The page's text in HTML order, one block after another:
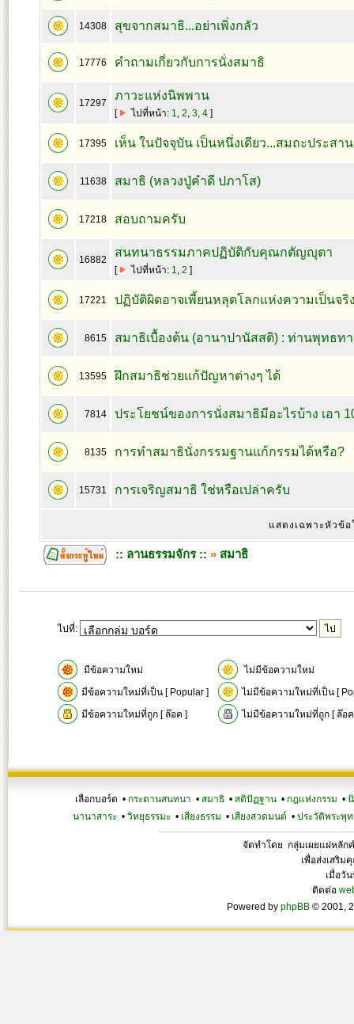
14308 สุขจากสมาธิ...อย่าเพิ่งกลัว
17776 คำถามเกี่ยวกับการนั่งสมาธิ
17297
ภาวะแห่งนิพพาน
[ ไปที่หน้า: 1, 2, 3, 4]
17395 เห็น ในปัจจุบัน เป็นหนึ่งเดียว...สมถะประสา
11638 สมาธิ (หลวงปู่คำดี ปภาโส)
17218 สอบถามครับ
16882
สนทนาธรรมภาคปฏิบัติกับคุณกตัญญุตา
[ ไปที่หน้า: 1, 2 ]
17221 ปฏิบัติผิดอาจเพี้ยนหลุดโลกแห่งความเป็นจริ
8615 สมาธิเบื้องต้น (อานาปานัสสติ) : ท่านพุทธท
13595 ฝึกสมาธิช่วยแก้ปัญหาต่างๆ ได้
7814 ประโยชน์ของการนั่งสมาธิมีอะไรบ้าง เอา
8135 การทำสมาธินั่งกรรมฐานแก้กรรมได้หรือ?
15731 การเจริญสมาธิ ใช่หรือเปล่าครับ
แสดงเฉพาะหัวข้อ
:: ลานธรรมจักร :: » สมาธิ
ไปที่:
มีข้อความใหม่
ไม่มีข้อความใหม่
มีข้อความใหม่ที่เป็น [ Popular ]
ไม่มีข้อความใหม่ที่เป็น [
มีข้อความใหม่ที่ถูก [ ล๊อค ]
ไม่มีข้อความใหม่ที่ถูก [ ล๊อ
เลือกบอร์ด • กระดานสนทนา • สมาธิ • สติปัฏฐาน • กฎแห่งกรรม •
นานาสาระ• วิทยุธรรมะ• เสียงธรรม • เสียงสวดมนต์ • ประวัติพระพุท
จัดทำโดย กลุ่มเผยแผ่หลัก
เพื่อส่งเสริม
เมื่อวั
ติดต่อ
Powered by phpBB © 2001,